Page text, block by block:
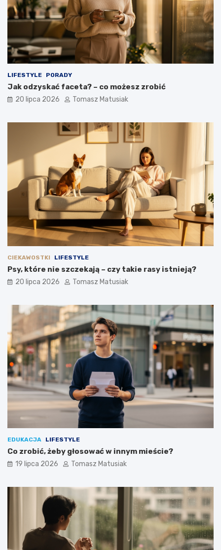
LIFESTYLE PORADY
Jak odzyskać faceta? – co możesz zrobić
20 lipca 2026 Tomasz Matusiak
CIEKAWOSTKI LIFESTYLE
Psy, które nie szczekają – czy takie rasy istnieją?
20 lipca 2026 Tomasz Matusiak
EDUKACJA LIFESTYLE
Co zrobić, żeby głosować w innym mieście?
19 lipca 2026 Tomasz Matusiak